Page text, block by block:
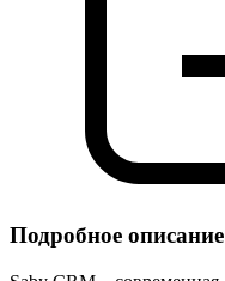
Подробное описание